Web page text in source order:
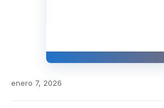
enero 7, 2026